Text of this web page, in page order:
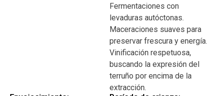
Fermentaciones con
levaduras autóctonas.
Maceraciones suaves para
preservar frescura y energía.
Vinificación respetuosa,
buscando la expresión del
terruño por encima de la
extracción.